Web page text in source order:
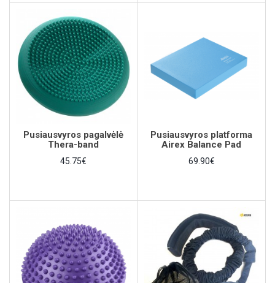
Pusiausvyros pagalvėlė
Thera-band
45.75€
Pusiausvyros platforma
Airex Balance Pad
69.90€